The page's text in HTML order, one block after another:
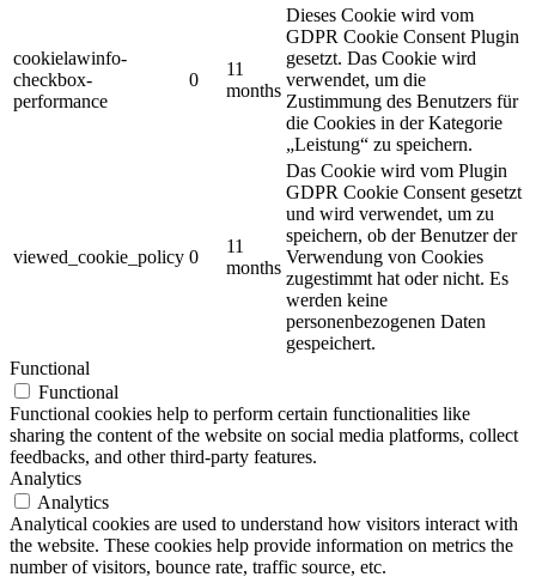
cookielawinfo-
checkbox-
performance
0
11
months
Dieses Cookie wird vom
GDPR Cookie Consent Plugin
gesetzt. Das Cookie wird
verwendet, um die
Zustimmung des Benutzers für
die Cookies in der Kategorie
„Leistung“ zu speichern.
viewed_cookie_policy 0
11
months
Das Cookie wird vom Plugin
GDPR Cookie Consent gesetzt
und wird verwendet, um zu
speichern, ob der Benutzer der
Verwendung von Cookies
zugestimmt hat oder nicht. Es
werden keine
personenbezogenen Daten
gespeichert.
Functional
Functional
Functional cookies help to perform certain functionalities like
sharing the content of the website on social media platforms, collect
feedbacks, and other third-party features.
Analytics
Analytics
Analytical cookies are used to understand how visitors interact with
the website. These cookies help provide information on metrics the
number of visitors, bounce rate, traffic source, etc.